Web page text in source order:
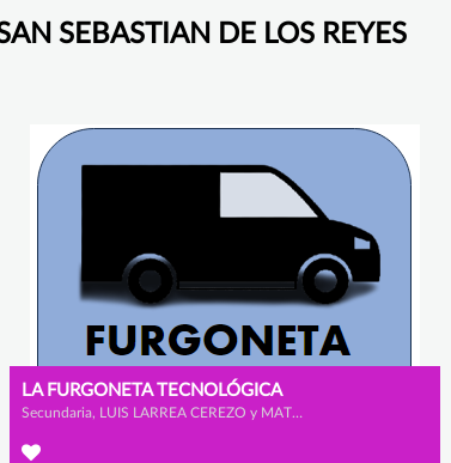
SEBASTIAN DE LOS REYES
LA FURGONETA TECNOLÓGICA
Secundaria, LUIS LARREA CEREZO y MATEO GONZÁLEZ RODRÍGUEZ